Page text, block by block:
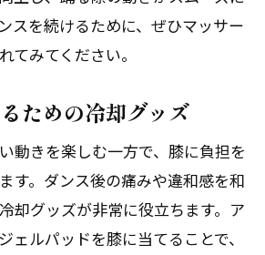
スを続けるために、ぜひマッサー
てみてください。
ための冷却グッズ
動きを楽しむ一方で、膝に負担を
す。ダンス後の痛みや違和感を和
却グッズが非常に役立ちます。ア
ェルパッドを膝に当てることで、